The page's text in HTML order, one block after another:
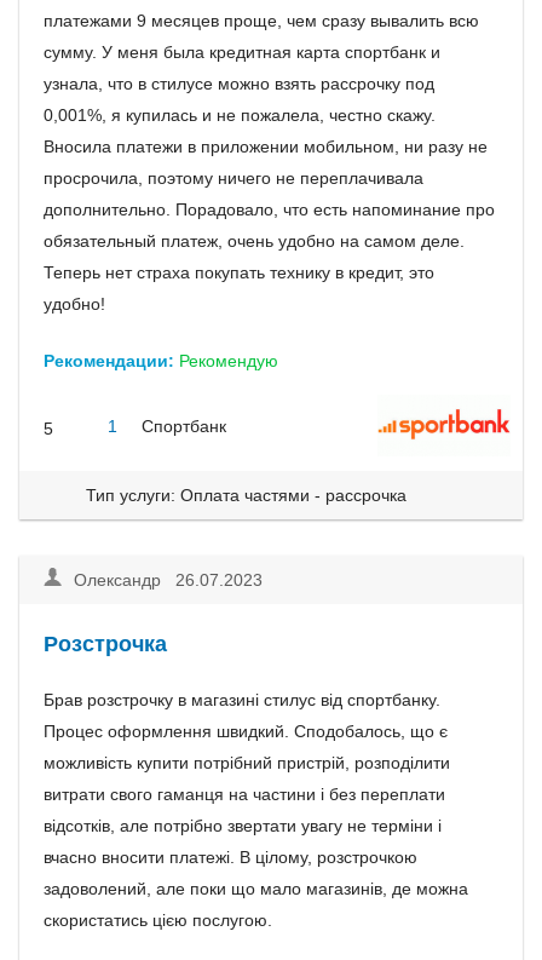
платежами 9 месяцев проще, чем сразу вывалить всю
сумму. У меня была кредитная карта спортбанк и
узнала, что в стилусе можно взять рассрочку под
0,001%, я купилась и не пожалела, честно скажу.
Вносила платежи в приложении мобильном, ни разу не
просрочила, поэтому ничего не переплачивала
дополнительно. Порадовало, что есть напоминание про
обязательный платеж, очень удобно на самом деле.
Теперь нет страха покупать технику в кредит, это
удобно!
Рекомендации: Рекомендую
5 1 Спортбанк
Тип услуги: Оплата частями - рассрочка
Олександр 26.07.2023
Розстрочка
Брав розстрочку в магазині стилус від спортбанку.
Процес оформлення швидкий. Сподобалось, що є
можливість купити потрібний пристрій, розподілити
витрати свого гаманця на частини і без переплати
відсотків, але потрібно звертати увагу не терміни і
вчасно вносити платежі. В цілому, розстрочкою
задоволений, але поки що мало магазинів, де можна
скористатись цією послугою.